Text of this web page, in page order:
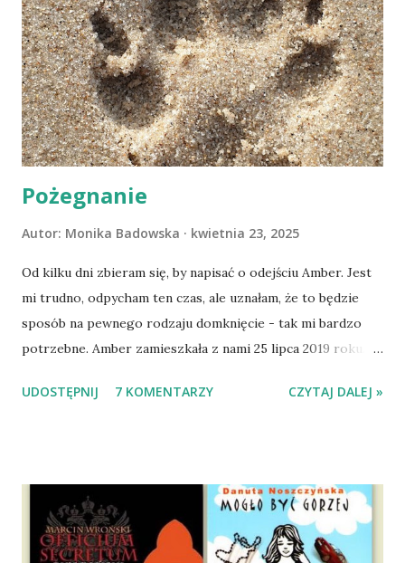
Pożegnanie
Autor: Monika Badowska kwietnia 23, 2025
Od kilku dni zbieram się, by napisać o odejściu Amber. Jest
mi trudno, odpycham ten czas, ale uznałam, że to będzie
sposób na pewnego rodzaju domknięcie - tak mi bardzo
potrzebne. Amber zamieszkała z nami 25 lipca 2019 roku.
Mazowieckim, pojechaliśmy na wizytę zapoznawczą, a kilka
wspólnego życia przeczytacie TUTAJ i TUTAJ . Gdy już
nieco okrzepliśmy w codzienności z psem, a Amber - z
ludźmi i kotami, pojawił się pomysł na wspólny jesienny
UDOSTĘPNIJ 7 KOMENTARZY CZYTAJ DALEJ »